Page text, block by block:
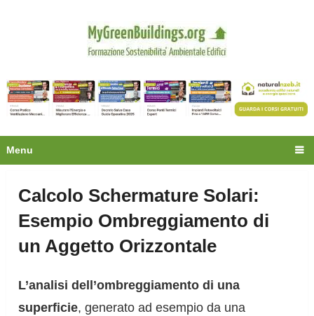
Menu
Calcolo Schermature Solari:
Esempio Ombreggiamento di
un Aggetto Orizzontale
L’analisi dell’ombreggiamento di una
superficie, generato ad esempio da una
Privacy
Oltre 30.000 tecnici
fanno già parte della